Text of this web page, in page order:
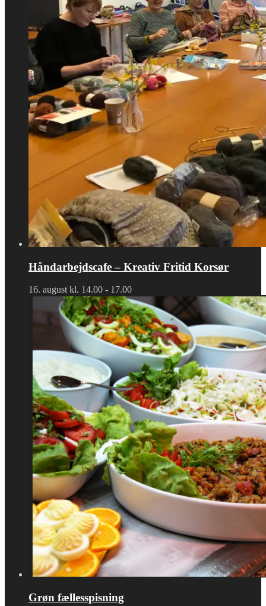
Håndarbejdscafe – Kreativ Fritid Korsør
16. august kl. 14.00 - 17.00
Grøn fællesspisning